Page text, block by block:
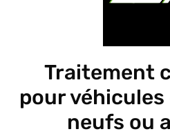
Traitement
pour
neufs ou